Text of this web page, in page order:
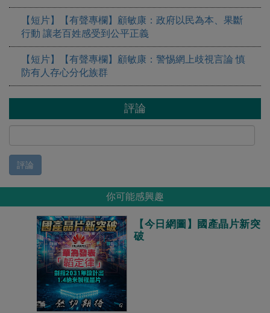
【短片】【有聲專欄】顧敏康：​政府以民為本、果斷
行動 讓老百姓感受到公平正義
【短片】【有聲專欄】顧敏康：警惕網上歧視言論 慎
防有人存心分化族群
評論
評論
你可能感興趣
【今日網圖】國產晶片新突
破